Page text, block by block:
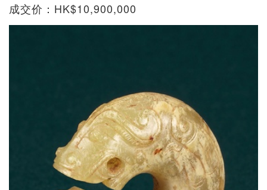
成交价：HK$10,900,000